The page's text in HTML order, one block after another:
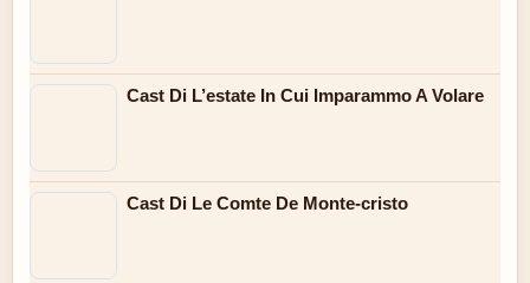
Cast Di L’estate In Cui Imparammo A Volare
Cast Di Le Comte De Monte-cristo